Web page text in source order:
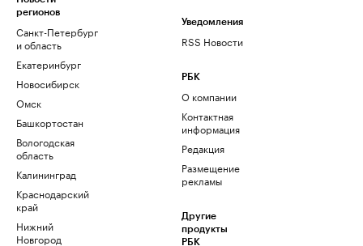
регионов
Санкт-Петербург
и область
Екатеринбург
Новосибирск
Омск
Башкортостан
Вологодская
область
Калининград
Краснодарский
край
Нижний
Новгород
Уведомления
RSS Новости
РБК
О компании
Контактная
информация
Редакция
Размещение
рекламы
Другие
продукты
РБК